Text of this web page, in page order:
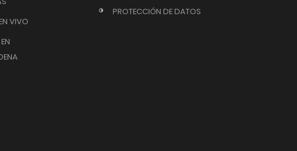
VIVO
PROTECCIÓN DE DATOS